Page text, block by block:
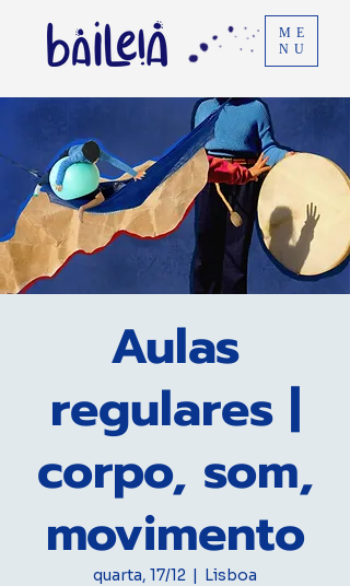
ME
NU
Aulas
regulares |
corpo, som,
movimento
quarta, 17/12
  |
Lisboa